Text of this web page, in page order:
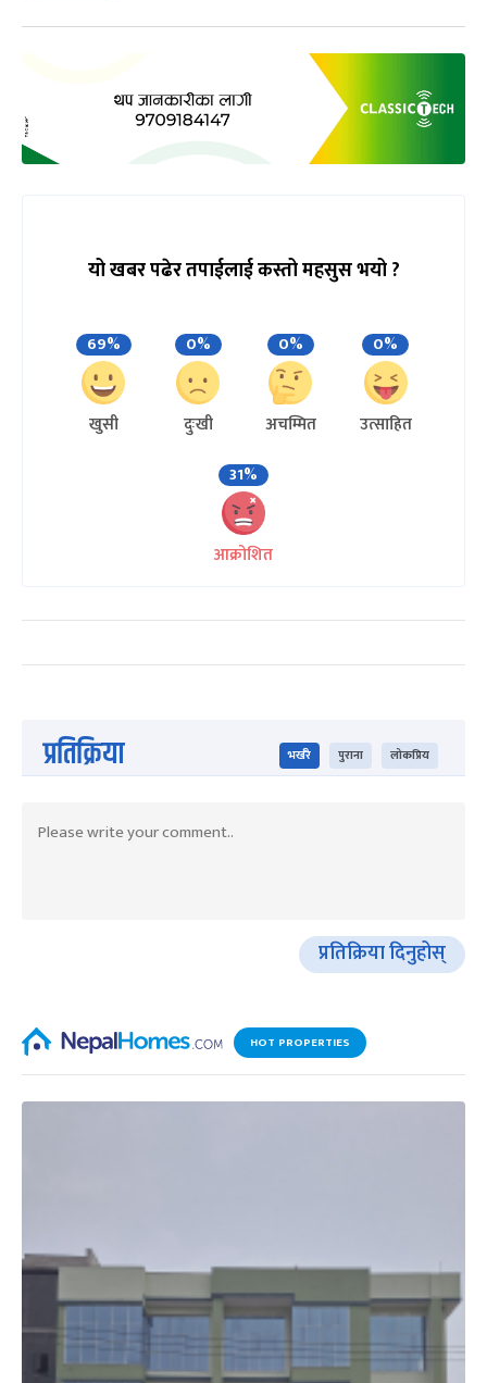
यो खबर पढेर तपाईलाई कस्तो महसुस भयो ?
69%
खुसी
0%
दुःखी
0%
अचम्मित
0%
उत्साहित
31%
आक्रोशित
प्रतिक्रिया भर्खरै पुराना लोकप्रिय
प्रतिक्रिया दिनुहोस्
HOT PROPERTIES